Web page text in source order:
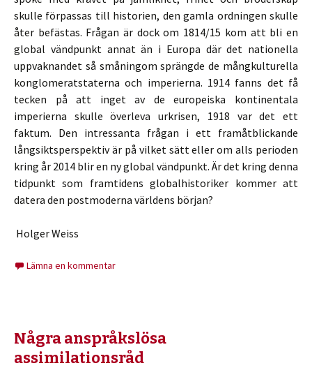
skulle förpassas till historien, den gamla ordningen skulle
åter befästas. Frågan är dock om 1814/15 kom att bli en
global vändpunkt annat än i Europa där det nationella
uppvaknandet så småningom sprängde de mångkulturella
konglomeratstaterna och imperierna. 1914 fanns det få
tecken på att inget av de europeiska kontinentala
imperierna skulle överleva urkrisen, 1918 var det ett
faktum. Den intressanta frågan i ett framåtblickande
långsiktsperspektiv är på vilket sätt eller om alls perioden
kring år 2014 blir en ny global vändpunkt. Är det kring denna
tidpunkt som framtidens globalhistoriker kommer att
datera den postmoderna världens början?
Holger Weiss
Lämna en kommentar
Några anspråkslösa
assimilationsråd